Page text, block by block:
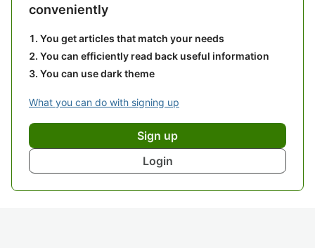
conveniently
You get articles that match your needs
You can efficiently read back useful information
You can use dark theme
What you can do with signing up
Sign up
Login